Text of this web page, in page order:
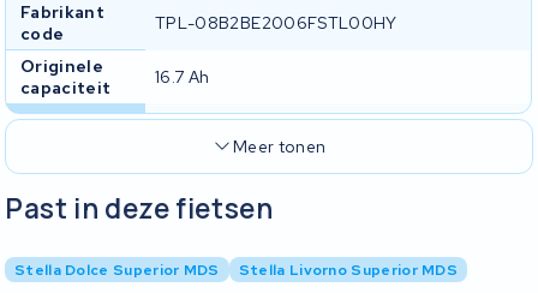
Fabrikant
code
TPL-08B2BE2006FSTL00HY
Originele
capaciteit
16.7 Ah
Meer tonen
Past in deze fietsen
Stella Dolce Superior MDS Stella Livorno Superior MDS